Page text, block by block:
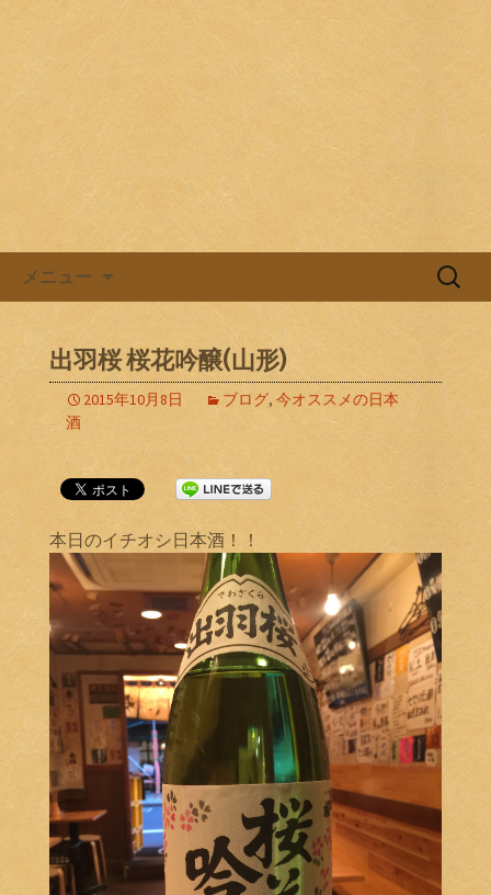
メニュー
検
出羽桜 桜花吟醸(山形)
2015年10月8日 ブログ, 今オススメの日本
酒
本日のイチオシ日本酒！！